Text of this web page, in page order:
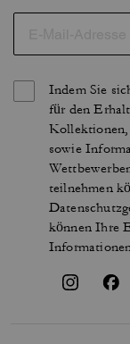
Indem Sie
für den
Kollektionen,
sowie
teilnehmen
können Ihre